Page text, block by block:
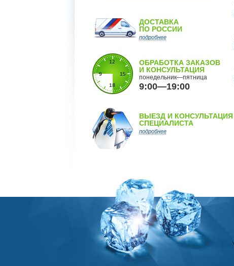
ДОСТАВКА
ПО РОССИИ
подробнее
ОБРАБОТКА ЗАКАЗОВ
И КОНСУЛЬТАЦИЯ
понедельник—пятница
9:00—19:00
ВЫЕЗД И КОНСУЛЬТАЦИЯ
СПЕЦИАЛИСТА
подробнее